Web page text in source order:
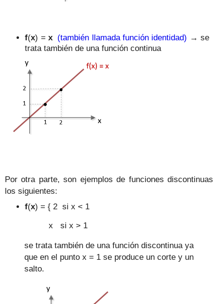
f(x) = x (también llamada función identidad) → se
tratatambiénde una función continua
Por otra parte, son ejemplos de funciones discontinuas
los siguientes:
f(x) = { 2 si x < 1
x si x > 1
se trata también de una función discontinua ya
que en el punto x = 1 se produce un corte y un
salto.